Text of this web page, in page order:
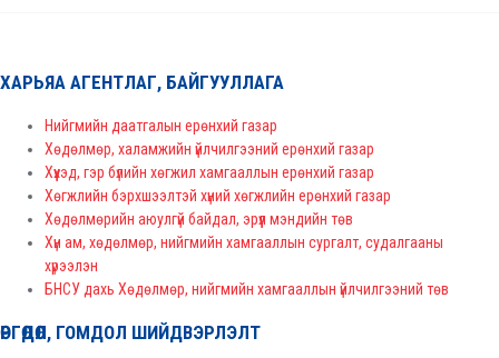
ХАРЬЯА АГЕНТЛАГ, БАЙГУУЛЛАГА
Нийгмийн даатгалын ерөнхий газар
Хөдөлмөр, халамжийн үйлчилгээний ерөнхий газар
Хүүхэд, гэр бүлийн хөгжил хамгааллын ерөнхий газар
Хөгжлийн бэрхшээлтэй хүний хөгжлийн ерөнхий газар
Хөдөлмөрийн аюулгүй байдал, эрүүл мэндийн төв
Хүн ам, хөдөлмөр, нийгмийн хамгааллын сургалт, судалгааны
хүрээлэн
БНСУ дахь Хөдөлмөр, нийгмийн хамгааллын үйлчилгээний төв
ӨРГӨДӨЛ, ГОМДОЛ ШИЙДВЭРЛЭЛТ